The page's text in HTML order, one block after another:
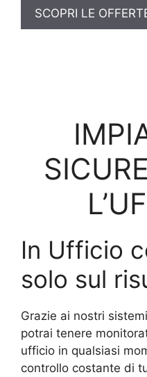
SCOPRI LE
In Ufficio
solo sul
Grazie ai nostri
potrai tenere
ufficio in qualsiasi
controllo costante di